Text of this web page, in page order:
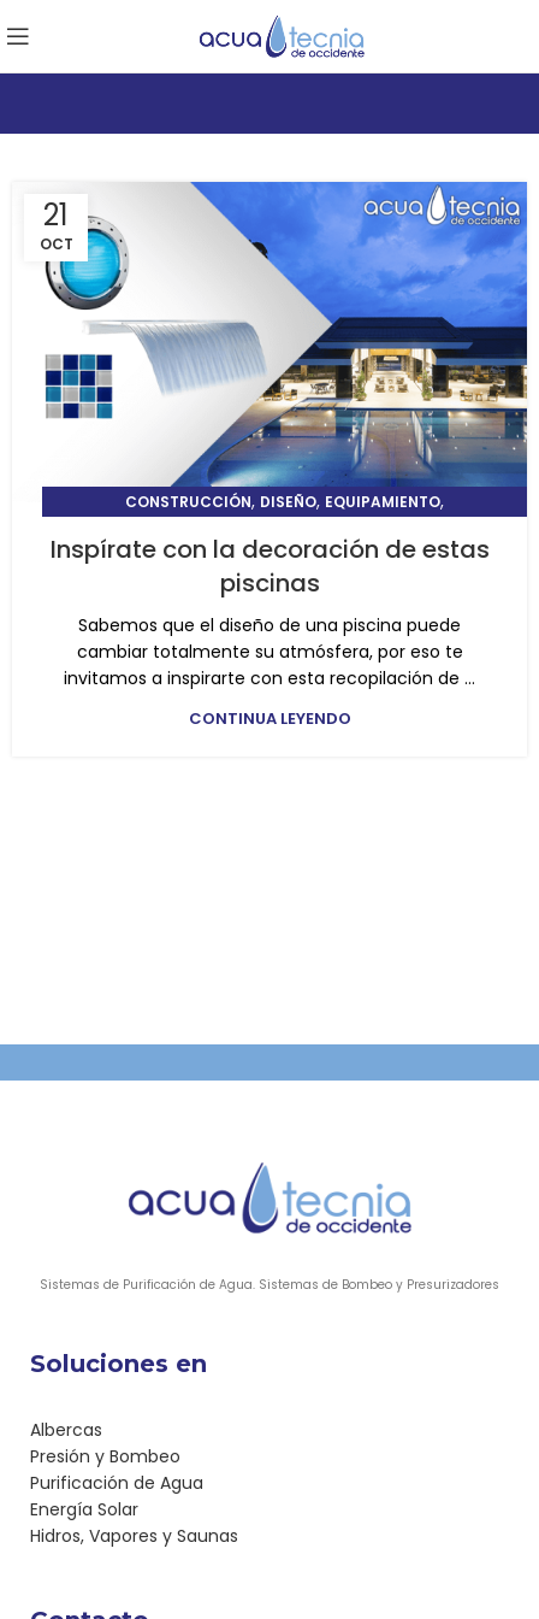
21
OCT
CONSTRUCCIÓN, DISEÑO, EQUIPAMIENTO,
Inspírate con la decoración de estas
piscinas
Sabemos que el diseño de una piscina puede
cambiar totalmente su atmósfera, por eso te
invitamos a inspirarte con esta recopilación de ...
CONTINUA LEYENDO
Sistemas de Purificación de Agua. Sistemas de Bombeo y Presurizadores
Soluciones en
Albercas
Presión y Bombeo
Purificación de Agua
Energía Solar
Hidros, Vapores y Saunas